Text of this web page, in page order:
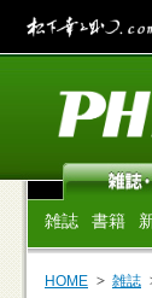
雑誌 書籍
HOME 雑誌